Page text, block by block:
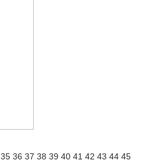
35 36 37 38 39 40 41 42 43 44 45